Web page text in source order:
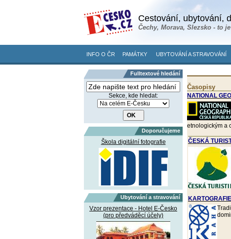
Cestování, ubytování,
Čechy, Morava, Slezsko - to
INFO O ČR PAMÁTKY UBYTOVÁNÍ A STRAVOVÁNÍ
Fulltextové hledání
Sekce, kde hledat:
Doporučujeme
Škola digitální fotografie
Ubytování a stravování
Vzor prezentace - Hotel E-Česko
(pro předváděcí účely)
Časopisy
NATIONAL
etnologickým a
ČESKÁ